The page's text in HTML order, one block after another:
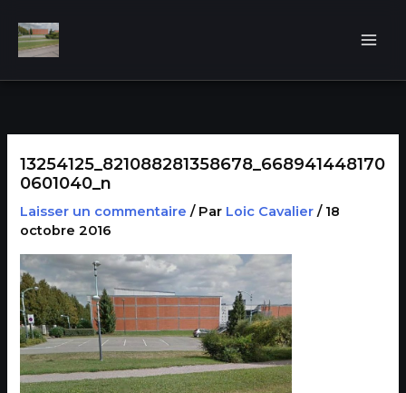
contenu
13254125_821088281358678_668941448170
0601040_n
Laisser un commentaire / Par Loic Cavalier/ 18
octobre 2016